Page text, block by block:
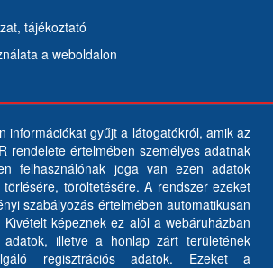
tájékoztató
a weboldalon
információkat gyűjt a látogatókról, amik az
rendelete értelmében személyes adatnak
felhasználónak joga van ezen adatok
töröltetésére. A rendszer ezeket
szabályozás értelmében automatikusan
képeznek ez alól a webáruházban
adatok, illetve a honlap zárt területének
regisztrációs adatok. Ezeket a